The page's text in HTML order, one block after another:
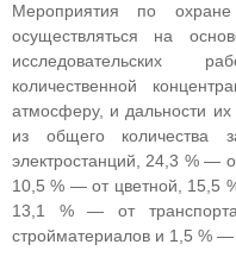
Мероприятия по
осуществляться на
исследовательских
количественной
атмосферу, и дальности их
из общего количества
электростанций, 24,3 % —
10,5 % — от цветной, 15,5
13,1 % — от
стройматериалов и 1,5 % —